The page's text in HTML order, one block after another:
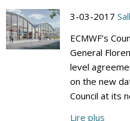
3-03-2017
ECMWF’s
General
level
on the new
Council at its
Lire plus